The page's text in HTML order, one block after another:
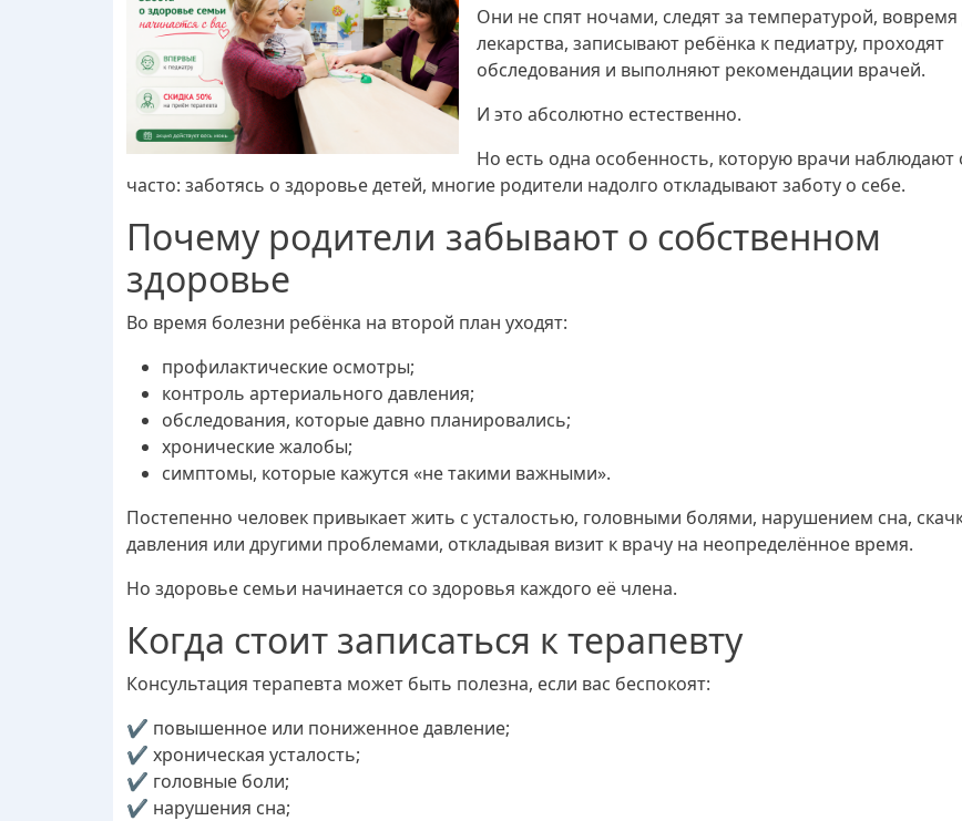
Они не спят ночами, следят за температурой,
лекарства, записывают ребёнка к педиатру, проходят
обследования и выполняют рекомендации врачей.
И это абсолютно естественно.
Но есть одна особенность, которую врачи наблюдают
часто: заботясь о здоровье детей, многие родители надолго откладывают заботу о себе.
Почему родители забывают о собственном
здоровье
Во время болезни ребёнка на второй план уходят:
профилактические осмотры;
контроль артериального давления;
обследования, которые давно планировались;
хронические жалобы;
симптомы, которые кажутся «не такими важными».
Постепенно человек привыкает жить с усталостью, головными болями, нарушением сна,
давления или другими проблемами, откладывая визит к врачу на неопределённое время.
Но здоровье семьи начинается со здоровья каждого её члена.
Когда стоит записаться к терапевту
Консультация терапевта может быть полезна, если вас беспокоят:
✔ повышенное или пониженное давление;
✔ хроническая усталость;
✔ головные боли;
✔ нарушения сна;